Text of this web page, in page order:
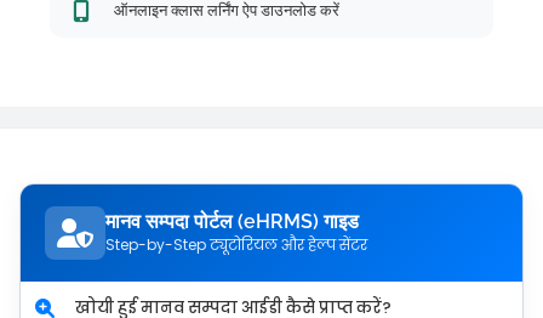
ऑनलाइन क्लास लर्निंग ऐप डाउनलोड करें
मानव सम्पदा पोर्टल (eHRMS) गाइड
Step-by-Step ट्यूटोरियल और हेल्प सेंटर
खोयी हुई मानव सम्पदा आईडी कैसे प्राप्त करें?